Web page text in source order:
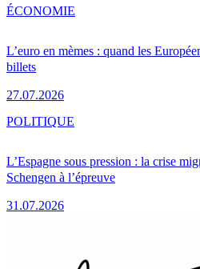
L’euro en mèmes : quand les
billets
27.07.2026
ÉCONOMIE
L’Espagne sous pression : la crise
Schengen à l’épreuve
31.07.2026
POLITIQUE